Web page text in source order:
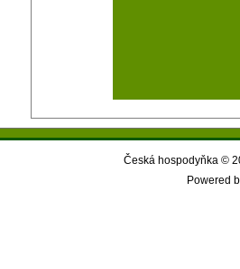
Česká hospodyňka ©
Powered